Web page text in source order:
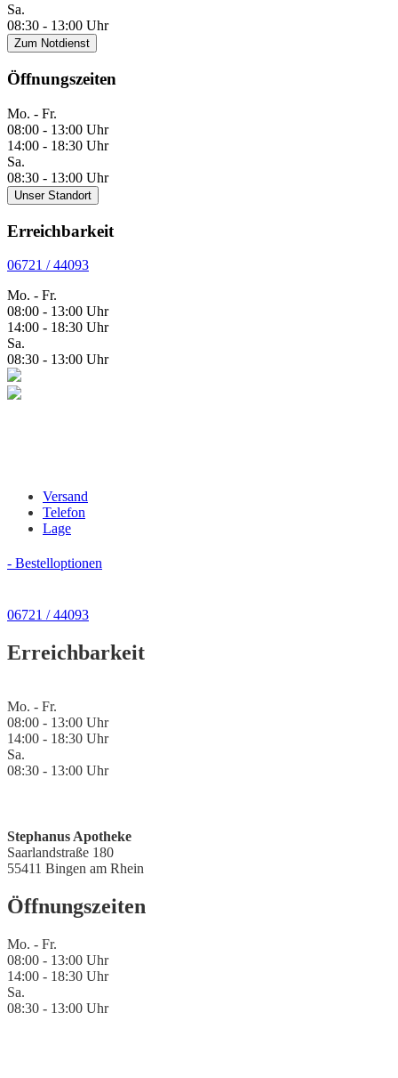
Sa.
08:30 - 13:00 Uhr
Zum Notdienst
Öffnungszeiten
Mo. - Fr.
08:00 - 13:00 Uhr
14:00 - 18:30 Uhr
Sa.
08:30 - 13:00 Uhr
Unser Standort
Erreichbarkeit
06721 / 44093
Mo. - Fr.
08:00 - 13:00 Uhr
14:00 - 18:30 Uhr
Sa.
08:30 - 13:00 Uhr
Versand
Telefon
Lage
- Bestelloptionen
06721 / 44093
Erreichbarkeit
Mo. - Fr.
08:00 - 13:00 Uhr
14:00 - 18:30 Uhr
Sa.
08:30 - 13:00 Uhr
Stephanus Apotheke
Saarlandstraße 180
55411 Bingen am Rhein
Öffnungszeiten
Mo. - Fr.
08:00 - 13:00 Uhr
14:00 - 18:30 Uhr
Sa.
08:30 - 13:00 Uhr